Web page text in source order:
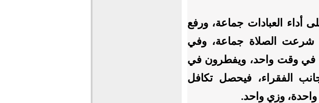
أداء العبادات جماعة، ورفع
شرعت الصلاة جماعة، وفي
في وقت واحد، ويفطرون في
الفقراء، فيحصل تكافل
وزي واحد.